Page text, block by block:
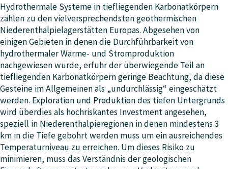
Hydrothermale Systeme in tiefliegenden Karbonatkörpern
zählen zu den vielversprechendsten geothermischen
Niederenthalpielagerstätten Europas. Abgesehen von
einigen Gebieten in denen die Durchführbarkeit von
hydrothermaler Wärme- und Stromproduktion
nachgewiesen wurde, erfuhr der überwiegende Teil an
tiefliegenden Karbonatkörpern geringe Beachtung, da diese
Gesteine im Allgemeinen als „undurchlässig“ eingeschätzt
werden. Exploration und Produktion des tiefen Untergrunds
wird überdies als hochriskantes Investment angesehen,
speziell in Niederenthalpieregionen in denen mindestens 3
km in die Tiefe gebohrt werden muss um ein ausreichendes
Temperaturniveau zu erreichen. Um dieses Risiko zu
minimieren, muss das Verständnis der geologischen